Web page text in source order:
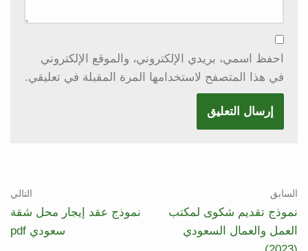
احفظ اسمي، بريدي الإلكتروني، والموقع الإلكتروني
في هذا المتصفح لاستخدامها المرة المقبلة في تعليقي.
السابق
نموذج تقديم شكوى لمكتب
العمل والعمال السعودي
التالي
نموذج عقد إيجار محل شقة
سعودي pdf